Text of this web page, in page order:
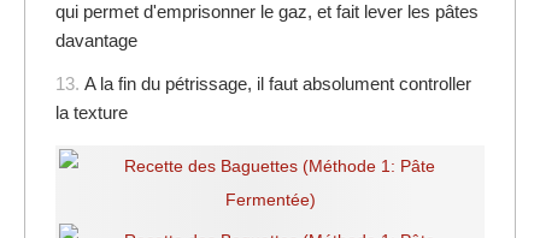
qui permet d'emprisonner le gaz, et fait lever les pâtes
davantage
13. A la fin du pétrissage, il faut absolument controller
la texture